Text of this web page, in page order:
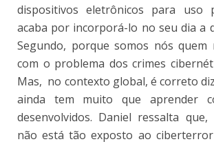
dispositivos eletrônicos para uso
acaba por incorporá-lo no seu dia a
Segundo, porque somos nós quem
com o problema dos crimes
Mas, no contexto global, é correto
ainda tem muito que aprender
desenvolvidos. Daniel ressalta
não está tão exposto ao